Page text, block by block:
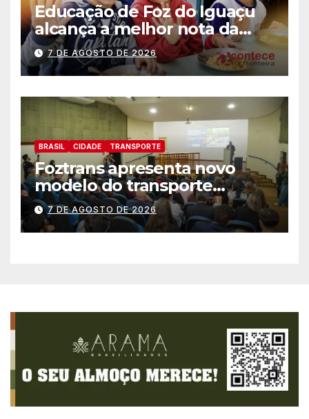
Educação de Foz do Iguaçu
alcança a melhor nota da
história no IDEB
7 DE AGOSTO DE 2026
BRASIL CIDADE TRANSPORTE
Foztrans apresenta novo
modelo do transporte
coletivo em audiência
pública e avança para um
sistema mais moderno e
7 DE AGOSTO DE 2026